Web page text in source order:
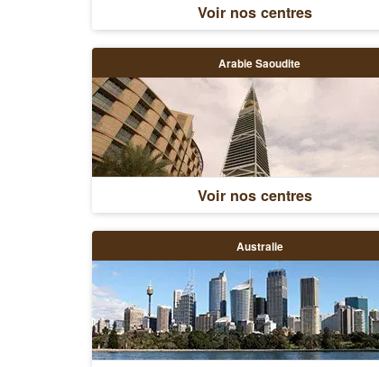
Voir nos centres
Arabie Saoudite
Voir nos centres
Australie